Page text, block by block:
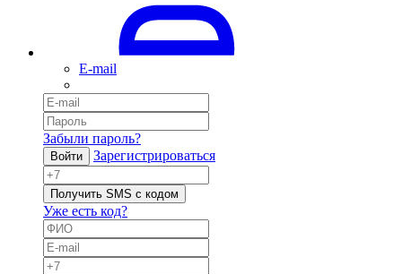
E-mail
Забыли пароль?
Войти Зарегистрироваться
Получить SMS с кодом
Уже есть код?